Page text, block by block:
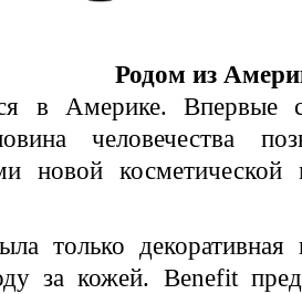
Родом из
в Америке. Впервые
человечества
новой
только декоративная
за кожей. Benefit